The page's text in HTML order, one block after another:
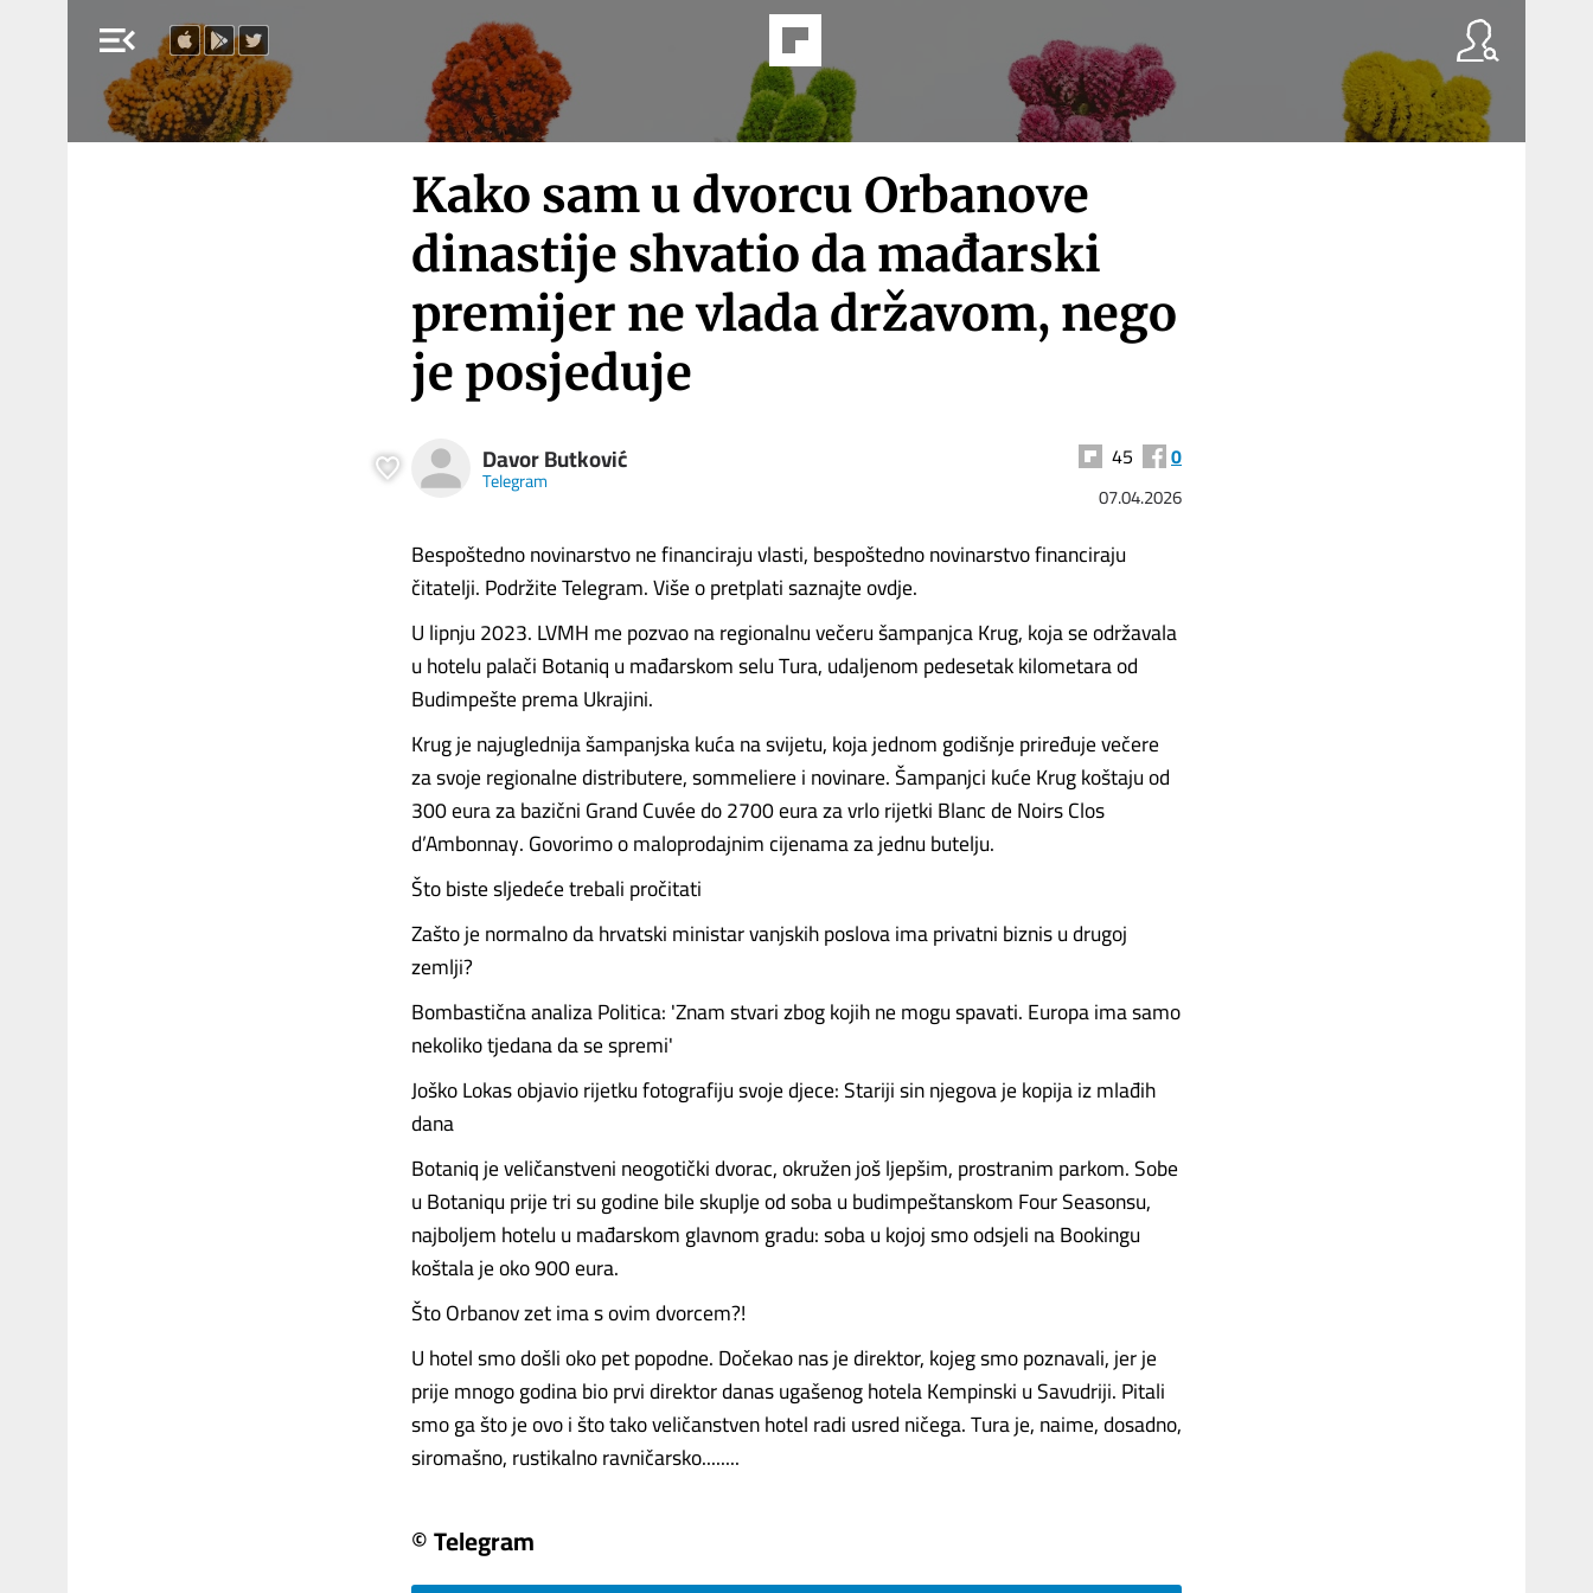
menu_open
Kako sam u dvorcu Orbanove
dinastije shvatio da mađarski
premijer ne vlada državom, nego
je posjeduje
Davor Butković
Telegram
45 0
07.04.2026
Bespoštedno novinarstvo ne financiraju vlasti, bespoštedno novinarstvo financiraju
čitatelji. Podržite Telegram. Više o pretplati saznajte ovdje.
U lipnju 2023. LVMH me pozvao na regionalnu večeru šampanjca Krug, koja se održavala
u hotelu palači Botaniq u mađarskom selu Tura, udaljenom pedesetak kilometara od
Budimpešte prema Ukrajini.
Krug je najuglednija šampanjska kuća na svijetu, koja jednom godišnje priređuje večere
za svoje regionalne distributere, sommeliere i novinare. Šampanjci kuće Krug koštaju od
300 eura za bazični Grand Cuvée do 2700 eura za vrlo rijetki Blanc de Noirs Clos
d’Ambonnay. Govorimo o maloprodajnim cijenama za jednu butelju.
Što biste sljedeće trebali pročitati
Zašto je normalno da hrvatski ministar vanjskih poslova ima privatni biznis u drugoj
zemlji?
Bombastična analiza Politica: 'Znam stvari zbog kojih ne mogu spavati. Europa ima samo
nekoliko tjedana da se spremi'
Joško Lokas objavio rijetku fotografiju svoje djece: Stariji sin njegova je kopija iz mlađih
dana
Botaniq je veličanstveni neogotički dvorac, okružen još ljepšim, prostranim parkom. Sobe
u Botaniqu prije tri su godine bile skuplje od soba u budimpeštanskom Four Seasonsu,
najboljem hotelu u mađarskom glavnom gradu: soba u kojoj smo odsjeli na Bookingu
koštala je oko 900 eura.
Što Orbanov zet ima s ovim dvorcem?!
U hotel smo došli oko pet popodne. Dočekao nas je direktor, kojeg smo poznavali, jer je
prije mnogo godina bio prvi direktor danas ugašenog hotela Kempinski u Savudriji. Pitali
smo ga što je ovo i što tako veličanstven hotel radi usred ničega. Tura je, naime, dosadno,
siromašno, rustikalno ravničarsko........
© Telegram